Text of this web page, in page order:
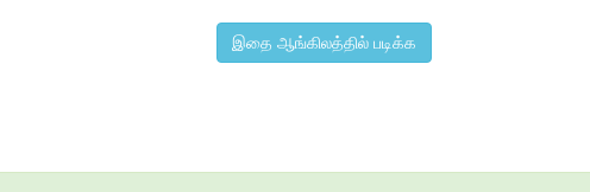
இதை ஆங்கிலத்தில் படிக்க